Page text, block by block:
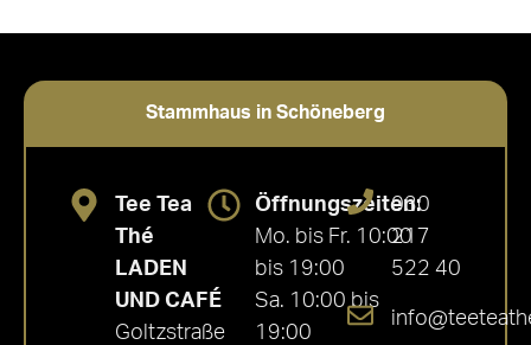
Stammhaus in Schöneberg
Tee Tea
Thé
LADEN
UND CAFÉ
Goltzstraße
Öffnungszeiten:
Mo. bis Fr. 10:00
bis 19:00
Sa. 10:00 bis
19:00
030
217
522 40